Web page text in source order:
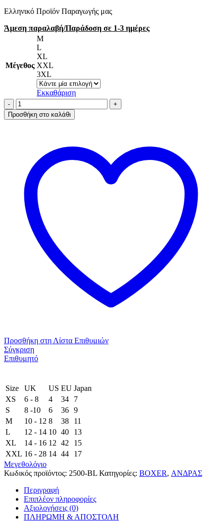
Ελληνικό Προϊόν Παραγωγής μας
Άμεση παραλαβή/Παράδοση σε 1-3 ημέρες
Μέγεθος
M
L
XL
XXL
3XL
Εκκαθάριση
AA-
UNDERWEAR
Boxer
ποσότητα
Προσθήκη στο καλάθι
Προσθήκη στη Λίστα Επιθυμιών
Σύγκριση
Επιθυμητό
Size UK US EU Japan
XS
6 - 8 4 34
7
S
8 -10 6 36 9
M
10 - 12 8 38
11
L
12 - 14 10 40
13
XL
14 - 16 12 42
15
XXL 16 - 28 14 44
17
Μεγεθολόγιο
Κωδικός προϊόντος: 2500-BL Κατηγορίες: BOXER, ΑΝΔΡΑΣ
Περιγραφή
Επιπλέον πληροφορίες
Αξιολογήσεις (0)
ΠΛΗΡΩΜΗ & ΑΠΟΣΤΟΛΗ